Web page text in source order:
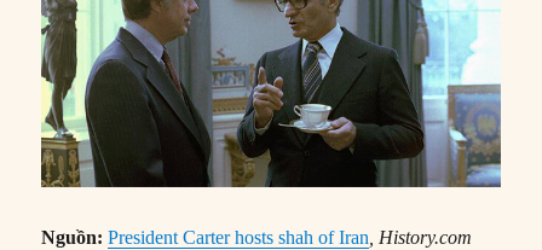
Nguồn: President Carter hosts shah of Iran, History.com